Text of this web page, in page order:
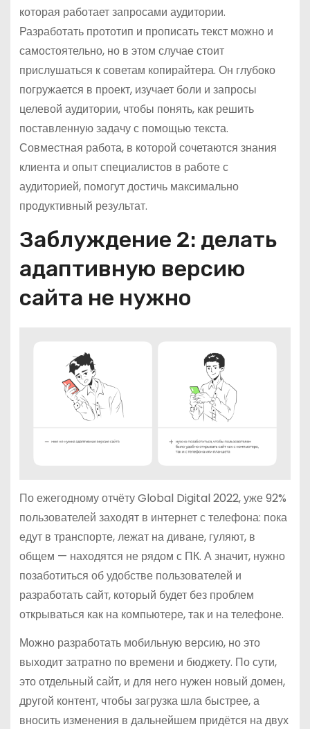
которая работает запросами аудитории.
Разработать прототип и прописать текст можно и
самостоятельно, но в этом случае стоит
прислушаться к советам копирайтера. Он глубоко
погружается в проект, изучает боли и запросы
целевой аудитории, чтобы понять, как решить
поставленную задачу с помощью текста.
Совместная работа, в которой сочетаются знания
клиента и опыт специалистов в работе с
аудиторией, помогут достичь максимально
продуктивный результат.
Заблуждение 2: делать
адаптивную версию
сайта не нужно
По ежегодному отчёту Global Digital 2022, уже 92%
пользователей заходят в интернет с телефона: пока
едут в транспорте, лежат на диване, гуляют, в
общем — находятся не рядом с ПК. А значит, нужно
позаботиться об удобстве пользователей и
разработать сайт, который будет без проблем
открываться как на компьютере, так и на телефоне.
Можно разработать мобильную версию, но это
выходит затратно по времени и бюджету. По сути,
это отдельный сайт, и для него нужен новый домен,
другой контент, чтобы загрузка шла быстрее, а
вносить изменения в дальнейшем придётся на двух